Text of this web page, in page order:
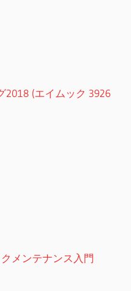
2018 (エイムック 3926
メンテナンス入門